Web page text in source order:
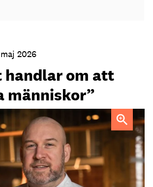
2026
handlar om att
människor”
Carotte